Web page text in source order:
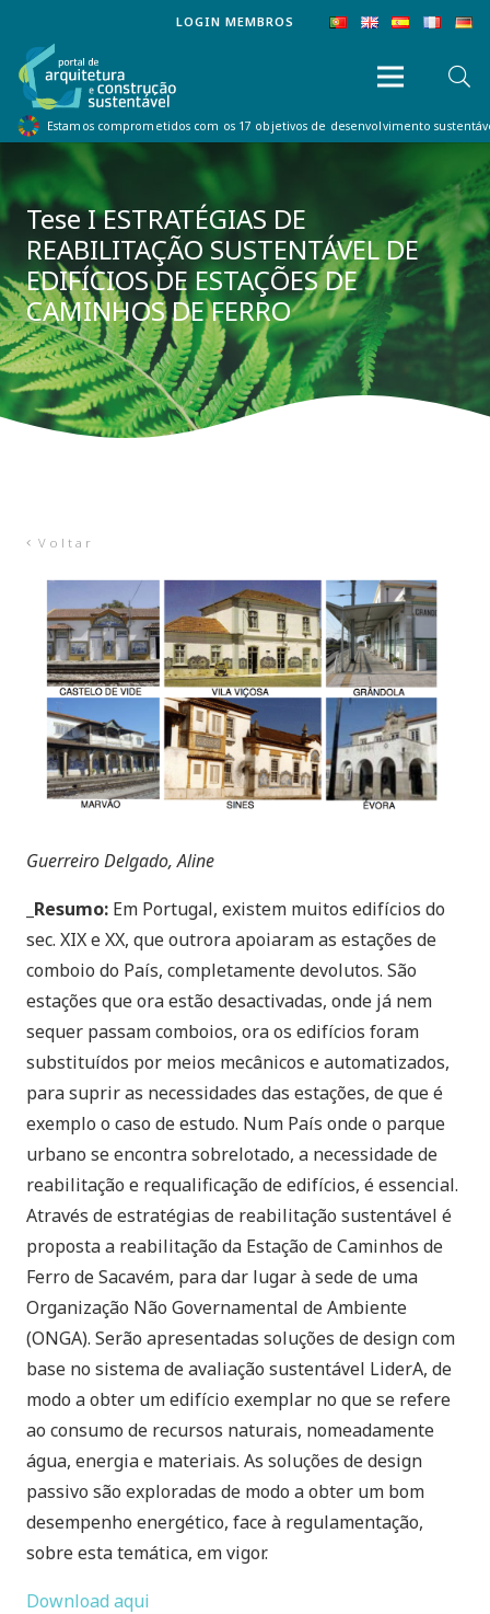
LOGIN MEMBROS
Estamos comprometidos com os 17 objetivos de desenvolvimento
Tese I ESTRATÉGIAS DE
REABILITAÇÃO SUSTENTÁVEL DE
EDIFÍCIOS DE ESTAÇÕES DE
CAMINHOS DE FERRO
Voltar
Guerreiro Delgado, Aline
_Resumo: Em Portugal, existem muitos edifícios do
sec. XIX e XX, que outrora apoiaram as estações de
comboio do País, completamente devolutos. São
estações que ora estão desactivadas, onde já nem
sequer passam comboios, ora os edifícios foram
substituídos por meios mecânicos e automatizados,
para suprir as necessidades das estações, de que é
exemplo o caso de estudo. Num País onde o parque
urbano se encontra sobrelotado, a necessidade de
reabilitação e requalificação de edifícios, é essencial.
Através de estratégias de reabilitação sustentável é
proposta a reabilitação da Estação de Caminhos de
Ferro de Sacavém, para dar lugar à sede de uma
Organização Não Governamental de Ambiente
(ONGA). Serão apresentadas soluções de design com
base no sistema de avaliação sustentável LiderA, de
modo a obter um edifício exemplar no que se refere
ao consumo de recursos naturais, nomeadamente
água, energia e materiais. As soluções de design
passivo são exploradas de modo a obter um bom
desempenho energético, face à regulamentação,
sobre esta temática, em vigor.
Download aqui